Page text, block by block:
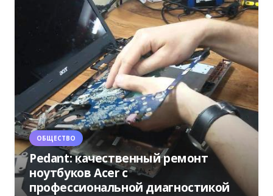
ОБЩЕСТВО
Pedant: качественный ремонт
ноутбуков Acer с
профессиональной диагностикой